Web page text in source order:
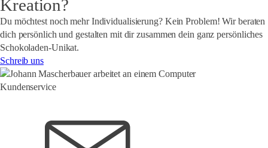
Kreation?
Du möchtest noch mehr Individualisierung? Kein Problem! Wir beraten
dich persönlich und gestalten mit dir zusammen dein ganzpersönliches
Schokoladen-Unikat.
Schreib uns
Kundenservice